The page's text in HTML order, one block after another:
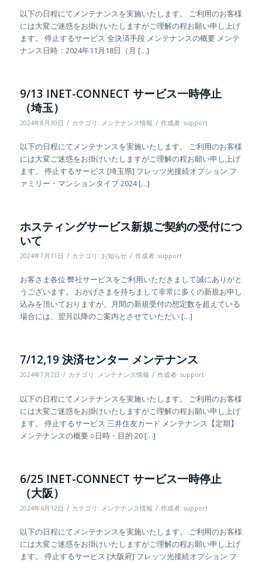
以下の日程にてメンテナンスを実施いたします。 ご利用のお客様
には大変ご迷惑をお掛けいたしますがご理解の程お願い申し上げ
ます。 停止するサービス 全決済手段 メンテナンスの概要 メンテ
ナンス日時：2024年11月18日（月 […]
9/13 INET-CONNECT サービス一時停止
（埼玉）
2024年8月30日 / カテゴリ: メンテナンス情報 / 作成者: support
以下の日程にてメンテナンスを実施いたします。 ご利用のお客様
には大変ご迷惑をお掛けいたしますがご理解の程お願い申し上げ
ます。 停止するサービス [埼玉県] フレッツ光接続オプション フ
ァミリー・マンションタイプ 2024 […]
ホスティングサービス新規ご契約の受付につ
いて
2024年7月11日 / カテゴリ: お知らせ / 作成者: support
お客さま各位 弊社サービスをご利用いただきまして誠にありがと
うございます。 おかげさまを持ちまして非常に多くの新規お申し
込みを頂いておりますが、月間の新規受付の想定数を超えている
場合には、翌月以降のご案内とさせていただい […]
7/12,19 決済センター メンテナンス
2024年7月2日 / カテゴリ: メンテナンス情報 / 作成者: support
以下の日程にてメンテナンスを実施いたします。 ご利用のお客様
には大変ご迷惑をお掛けいたしますがご理解の程お願い申し上げ
ます。 停止するサービス 三井住友カード メンテナンス【定期】
メンテナンスの概要 ○日時・目的 20 […]
6/25 INET-CONNECT サービス一時停止
（大阪）
2024年6月12日 / カテゴリ: メンテナンス情報 / 作成者: support
以下の日程にてメンテナンスを実施いたします。 ご利用のお客様
には大変ご迷惑をお掛けいたしますがご理解の程お願い申し上げ
ます。 停止するサービス [大阪府] フレッツ光接続オプション フ